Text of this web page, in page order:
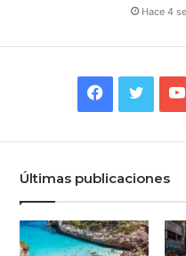
Hace 4
Facebook
Últimas publicaciones